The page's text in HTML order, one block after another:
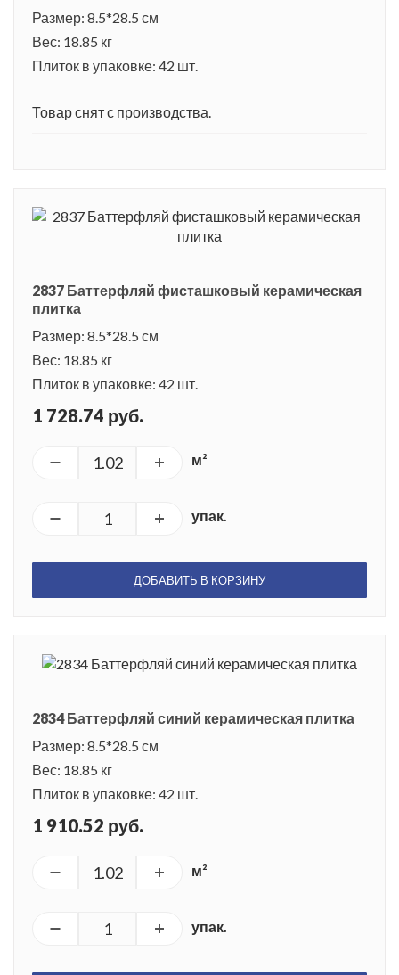
Размер: 8.5*28.5 см
Вес: 18.85 кг
Плиток в упаковке: 42 шт.
Товар снят с производства.
2837 Баттерфляй фисташковый керамическая
плитка
Размер: 8.5*28.5 см
Вес: 18.85 кг
Плиток в упаковке: 42 шт.
1 728.74 руб.
м²
упак.
ДОБАВИТЬ В КОРЗИНУ
2834 Баттерфляй синий керамическая плитка
Размер: 8.5*28.5 см
Вес: 18.85 кг
Плиток в упаковке: 42 шт.
1 910.52 руб.
м²
упак.